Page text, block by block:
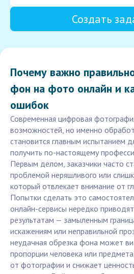
Создать
Почему важно
фон на фото онлайн и
ошибок
Современная цифровая
возможностей, но именно
становится главным испытанием
получить по-настоящему
Первым делом, заказчики часто
проблемой неряшливого или
который отвлекает внимание от
Попытки сделать это
онлайн-сервисы нередко
результатам — замыленным
искажениям или неправильной
неудачная обрезка фона может
пропорции человека или
от фотографии и снижает